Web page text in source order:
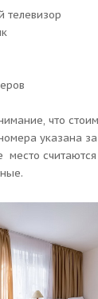
телевизор
что
указана
место